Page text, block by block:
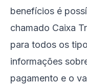
benefícios é
chamado Caixa
para todos os
informações
pagamento e o